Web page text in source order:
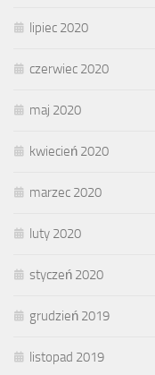
lipiec 2020
czerwiec 2020
maj 2020
kwiecień 2020
marzec 2020
luty 2020
styczeń 2020
grudzień 2019
listopad 2019